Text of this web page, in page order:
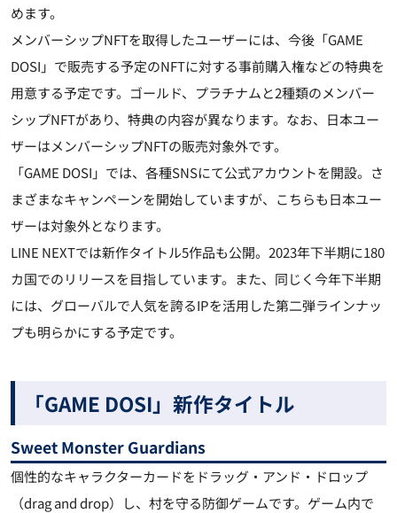
めます。
メンバーシップNFTを取得したユーザーには、今後「GAME
DOSI」で販売する予定のNFTに対する事前購入権などの特典を
用意する予定です。ゴールド、プラチナムと2種類のメンバー
シップNFTがあり、特典の内容が異なります。なお、日本ユー
ザーはメンバーシップNFTの販売対象外です。
「GAME DOSI」では、各種SNSにて公式アカウントを開設。さ
まざまなキャンペーンを開始していますが、こちらも日本ユー
ザーは対象外となります。
LINE NEXTでは新作タイトル5作品も公開。2023年下半期に180
カ国でのリリースを目指しています。また、同じく今年下半期
には、グローバルで人気を誇るIPを活用した第二弾ラインナッ
プも明らかにする予定です。
「GAME DOSI」新作タイトル
Sweet Monster Guardians
個性的なキャラクターカードをドラッグ・アンド・ドロップ
（drag and drop）し、村を守る防御ゲームです。ゲーム内で